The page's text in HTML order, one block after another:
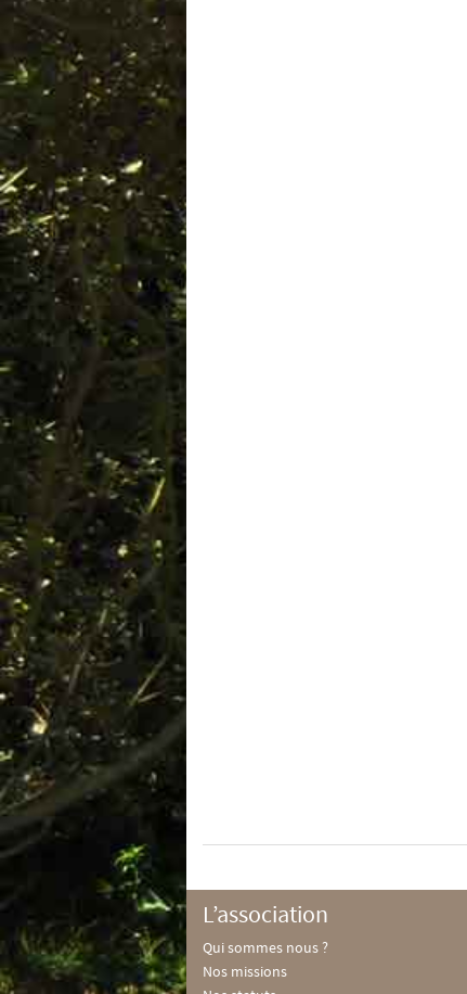
L’association
Qui sommes nous ?
Nos missions